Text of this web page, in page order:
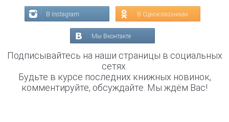
В Instagram В Одноклассниках
Мы Вконтакте
Подписывайтесь на наши страницы в социальных
сетях.
Будьте в курсе последних книжных новинок,
комментируйте, обсуждайте. Мы ждём Вас!